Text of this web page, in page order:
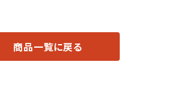
商品一覧に戻る